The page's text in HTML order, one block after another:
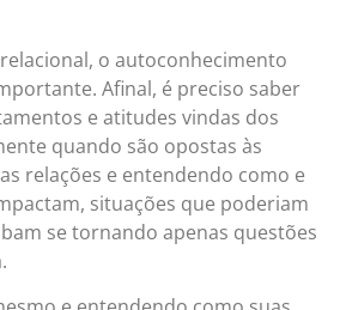
o autoconhecimento
Afinal, é preciso saber
e atitudes vindas dos
quando são opostas às
relações e entendendo como e
situações que poderiam
se tornando apenas questões